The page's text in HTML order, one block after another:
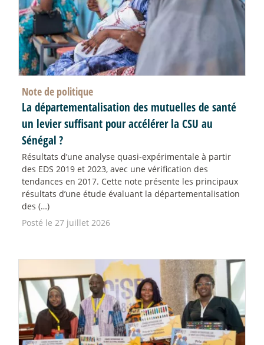
Note de politique
La départementalisation des mutuelles de santé
un levier suffisant pour accélérer la CSU au
Sénégal?
Résultats d’une analyse quasi-expérimentale à partir
des EDS 2019 et 2023, avec une vérification des
tendances en 2017. Cette note présente les principaux
résultats d’une étude évaluant la départementalisation
des (…)
Posté le 27 juillet 2026